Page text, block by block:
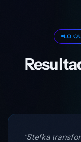
LO
“Stefka